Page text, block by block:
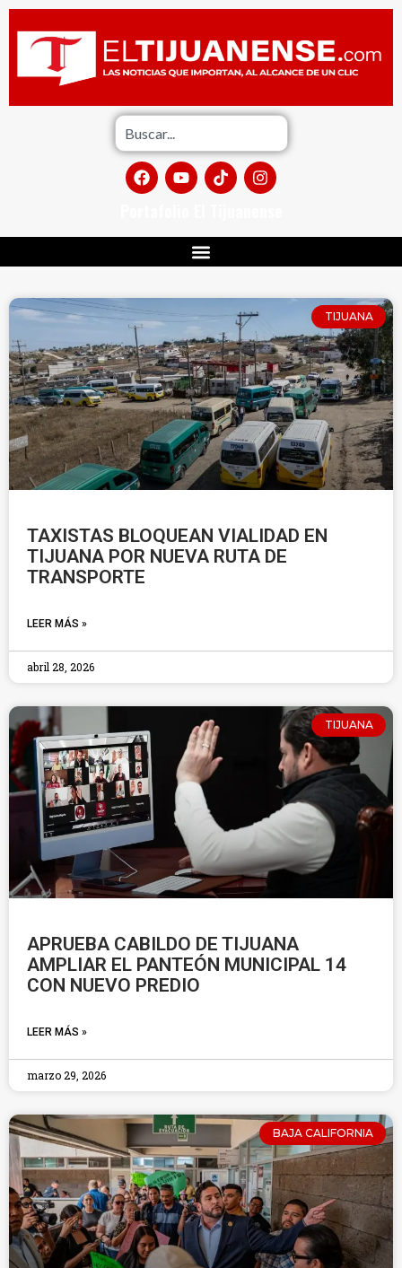
TIJUANA
TAXISTAS BLOQUEAN VIALIDAD EN
TIJUANA POR NUEVA RUTA DE
TRANSPORTE
LEER MÁS »
abril 28, 2026
TIJUANA
APRUEBA CABILDO DE TIJUANA
AMPLIAR EL PANTEÓN MUNICIPAL 14
CON NUEVO PREDIO
LEER MÁS »
marzo 29, 2026
BAJA CALIFORNIA